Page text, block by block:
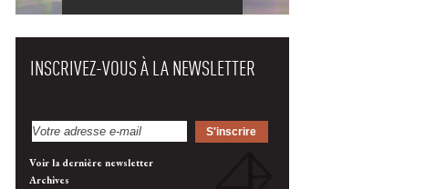
INSCRIVEZ-VOUS À LA NEWSLETTER
Voir la dernière newsletter
Archives